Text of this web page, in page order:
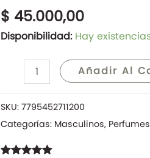
$ 45.000,00
Disponibilidad: Hay
-
Tipo
cantidad
Añadir Al
SKU:7795452711200
Categorías: Masculinos,